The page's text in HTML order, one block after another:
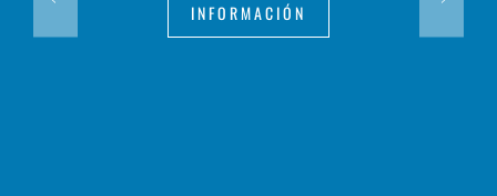
INFORMACIÓN